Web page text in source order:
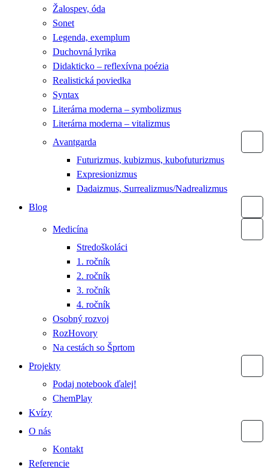
Žalospev, óda
Sonet
Legenda, exemplum
Duchovná lyrika
Didakticko – reflexívna poézia
Realistická poviedka
Syntax
Literárna moderna – symbolizmus
Literárna moderna – vitalizmus
Avantgarda
Futurizmus, kubizmus, kubofuturizmus
Expresionizmus
Dadaizmus, Surrealizmus/Nadrealizmus
Blog
Medicína
Stredoškoláci
1. ročník
2. ročník
3. ročník
4. ročník
Osobný rozvoj
RozHovory
Na cestách so Šprtom
Projekty
Podaj notebook ďalej!
ChemPlay
Kvízy
O nás
Kontakt
Referencie